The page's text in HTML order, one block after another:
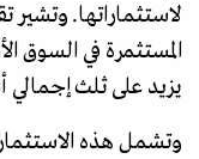
لاستثماراتها. وتشير
المستثمرة في السوق
يزيد على ثلث إجمالي
وتشمل هذه